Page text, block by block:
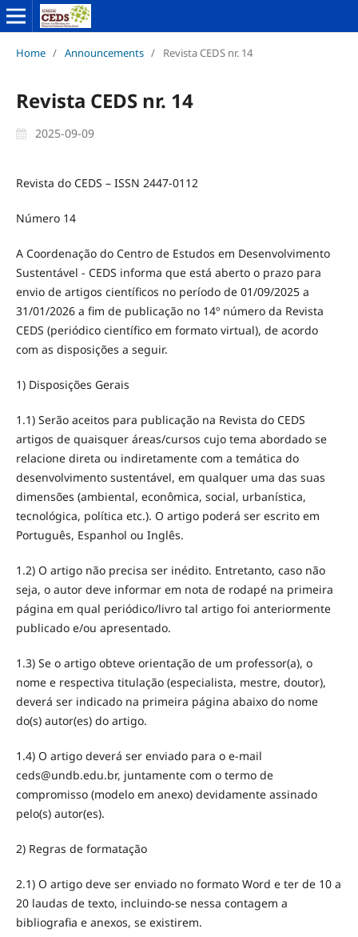
Home / Announcements / Revista CEDS nr. 14
Revista CEDS nr. 14
2025-09-09
Revista do CEDS – ISSN 2447-0112
Número 14
A Coordenação do Centro de Estudos em Desenvolvimento
Sustentável - CEDS informa que está aberto o prazo para
envio de artigos científicos no período de 01/09/2025 a
31/01/2026 a fim de publicação no 14º número da Revista
CEDS (periódico científico em formato virtual), de acordo
com as disposições a seguir.
1) Disposições Gerais
1.1) Serão aceitos para publicação na Revista do CEDS
artigos de quaisquer áreas/cursos cujo tema abordado se
relacione direta ou indiretamente com a temática do
desenvolvimento sustentável, em qualquer uma das suas
dimensões (ambiental, econômica, social, urbanística,
tecnológica, política etc.). O artigo poderá ser escrito em
Português, Espanhol ou Inglês.
1.2) O artigo não precisa ser inédito. Entretanto, caso não
seja, o autor deve informar em nota de rodapé na primeira
página em qual periódico/livro tal artigo foi anteriormente
publicado e/ou apresentado.
1.3) Se o artigo obteve orientação de um professor(a), o
nome e respectiva titulação (especialista, mestre, doutor),
deverá ser indicado na primeira página abaixo do nome
do(s) autor(es) do artigo.
1.4) O artigo deverá ser enviado para o e-mail
ceds@undb.edu.br, juntamente com o termo de
compromisso (modelo em anexo) devidamente assinado
pelo(s) autor(es).
2) Regras de formatação
2.1) O artigo deve ser enviado no formato Word e ter de 10 a
20 laudas de texto, incluindo-se nessa contagem a
bibliografia e anexos, se existirem.